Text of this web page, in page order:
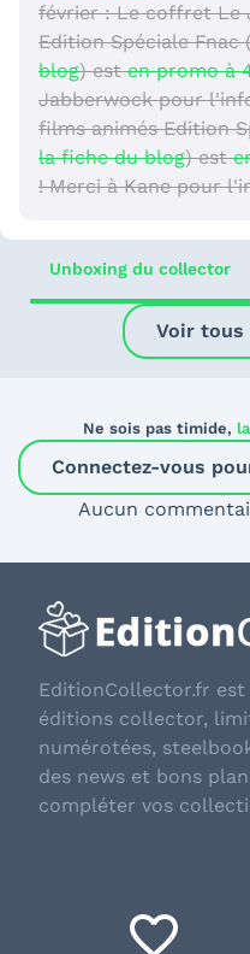
février : Le coffret Le
Edition Spéciale Fnac
blog) esten promo à
Jabberwock pour
films animés Edition
la fiche du blog) est
! Merci à Kane pour
Unboxing du collector
Voir tous
Ne sois pas timide,
Connectez-vous
Aucun
EditionCollector.fr
éditions collector,
numérotées,
des news et bons
compléter vos